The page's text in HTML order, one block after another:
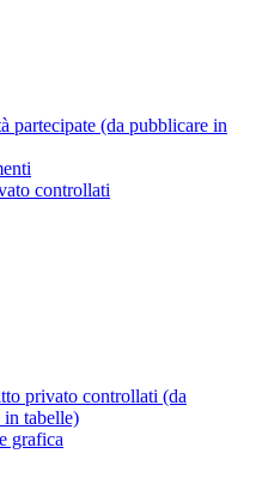
partecipate (da pubblicare in
controllati
privato controllati (da
in tabelle)
grafica